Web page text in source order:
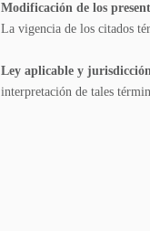
Modificación de los
La vigencia de los citados
Ley aplicable y
interpretación de tales